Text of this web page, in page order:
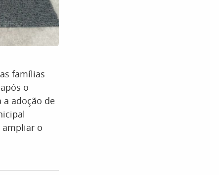
famílias
o
a adoção de
ampliar o